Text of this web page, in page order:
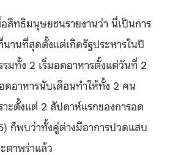
สิทธิมนุษยชนรายงานว่า นี่เป็นการ
านที่สุดตั้งแต่เกิดรัฐประหารในปี
มทั้ง 2 เริ่มอดอาหารตั้งแต่วันที่ 2
ดอาหารนับเดือนทำให้ทั้ง 2 คน
ะตั้งแต่ 2 สัปดาห์แรกของการอด
ก็พบว่าทั้งคู่ต่างมีอาการปวดแสบ
ตาพร่าแล้ว